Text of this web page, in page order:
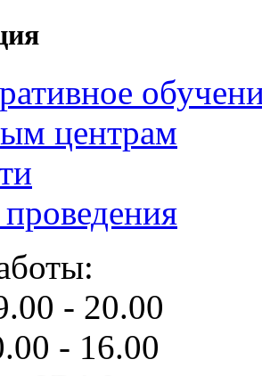
центрам
- 20.00
- 16.00